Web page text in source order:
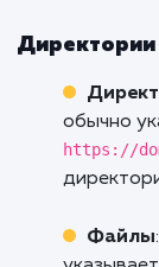
сервера.
стал
среди